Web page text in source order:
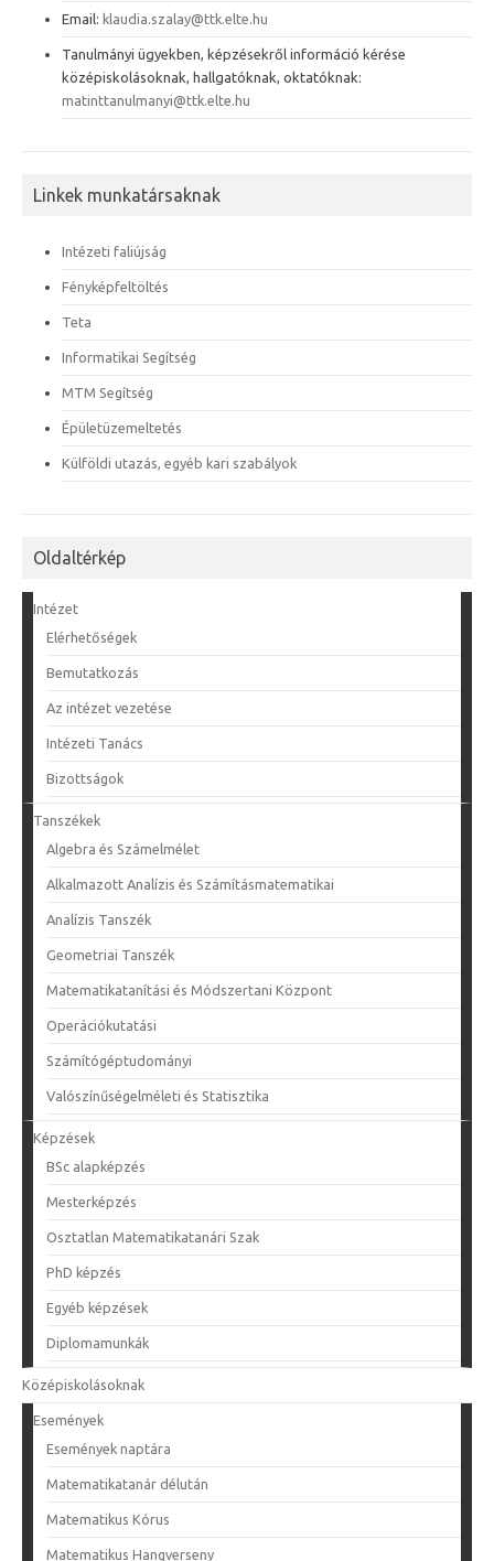
Email: klaudia.szalay@ttk.elte.hu
Tanulmányi ügyekben, képzésekről információ kérése
középiskolásoknak, hallgatóknak, oktatóknak:
matinttanulmanyi@ttk.elte.hu
Linkek munkatársaknak
Intézeti faliújság
Fényképfeltöltés
Teta
Informatikai Segítség
MTM Segítség
Épületüzemeltetés
Külföldi utazás, egyéb kari szabályok
Oldaltérkép
Intézet
Elérhetőségek
Bemutatkozás
Az intézet vezetése
Intézeti Tanács
Bizottságok
Tanszékek
Algebra és Számelmélet
Alkalmazott Analízis és Számításmatematikai
Analízis Tanszék
Geometriai Tanszék
Matematikatanítási és Módszertani Központ
Operációkutatási
Számítógéptudományi
Valószínűségelméleti és Statisztika
Képzések
BSc alapképzés
Mesterképzés
Osztatlan Matematikatanári Szak
PhD képzés
Egyéb képzések
Diplomamunkák
Középiskolásoknak
Események
Események naptára
Matematikatanár délután
Matematikus Kórus
Matematikus Hangverseny